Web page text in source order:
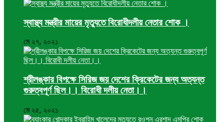
স্বাস্থ্য মন্ত্রীর মায়ের মৃত্যুতে বিরোধীদলীয় নেতার শোক ।
মে ২৭, ২০২১
শ্রীলঙ্কার বিপক্ষে সিরিজ জয় দেশের ক্রিকেটের জন্য অত্যন্ত
গুরুত্বপূর্ণ ছিল।। বিরোধী দলীয় নেতা।।
মে ২৫, ২০২১